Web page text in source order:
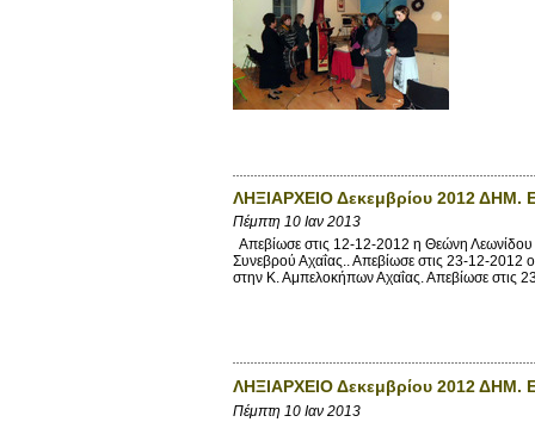
ΛΗΞΙΑΡΧΕΙΟ Δεκεμβρίου 2012 ΔΗΜ.
Πέμπτη 10 Ιαν 2013
Απεβίωσε στις 12-12-2012 η Θεώνη Λεωνίδου
Συνεβρού Αχαΐας.. Απεβίωσε στις 23-12-2012
στην Κ. Αμπελοκήπων Αχαΐας. Απεβίωσε στις
ΛΗΞΙΑΡΧΕΙΟ Δεκεμβρίου 2012
Πέμπτη 10 Ιαν 2013